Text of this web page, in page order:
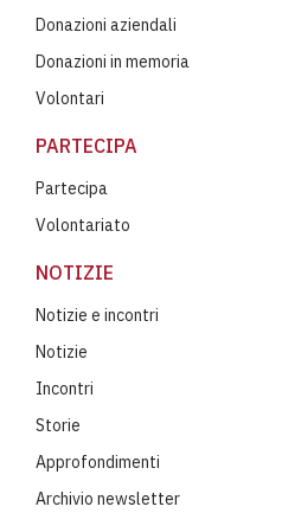
Donazioni aziendali
Donazioni in memoria
Volontari
PARTECIPA
Partecipa
Volontariato
NOTIZIE
Notizie e incontri
Notizie
Incontri
Storie
Approfondimenti
Archivio newsletter